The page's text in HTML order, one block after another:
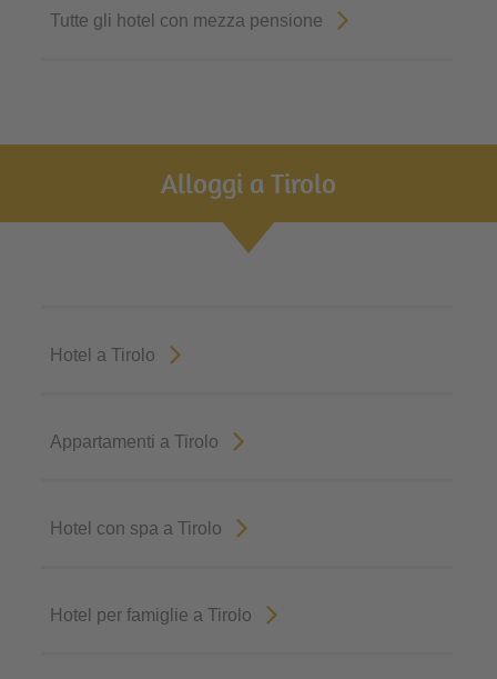
Tutte gli hotel con mezza pensione
Alloggi a Tirolo
Hotel a Tirolo
Appartamenti a Tirolo
Hotel con spa a Tirolo
Hotel per famiglie a Tirolo